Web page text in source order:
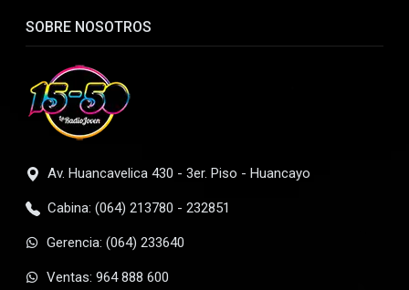
SOBRE NOSOTROS
Av. Huancavelica 430 - 3er. Piso - Huancayo
Cabina: (064) 213780 - 232851
Gerencia: (064) 233640
Ventas: 964 888 600